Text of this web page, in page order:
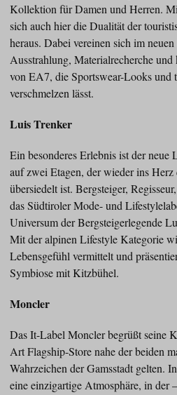
Kollektion für Damen und Herren.
sich auch hier die Dualität der
heraus. Dabei vereinen sich im
Ausstrahlung, Materialrecherche
von EA7, die Sportswear-Looks und
verschmelzen lässt.
Luis Trenker
Ein besonderes Erlebnis ist der neue
auf zwei Etagen, der wieder ins
übersiedelt ist. Bergsteiger,
das Südtiroler Mode- und
Universum der Bergsteigerlegende
Mit der alpinen Lifestyle Kategorie
Lebensgefühl vermittelt und
Symbiose mit Kitzbühel.
Moncler
Das It-Label Moncler begrüßt seine
Art Flagship-Store nahe der beiden
Wahrzeichen der Gamsstadt gelten.
eine einzigartige Atmosphäre, in der